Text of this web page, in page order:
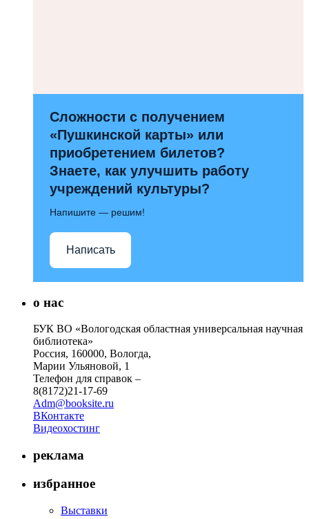
Сложности с получением
«Пушкинской карты» или
приобретением билетов?
Знаете, как улучшить работу
учреждений культуры?
Напишите — решим!
Написать
о нас
БУК ВО «Вологодская областная универсальная научная
библиотека»
Россия, 160000, Вологда,
Марии Ульяновой, 1
Телефон для справок –
8(8172)21-17-69
Adm@booksite.ru
ВКонтакте
Видеохостинг
реклама
избранное
Выставки